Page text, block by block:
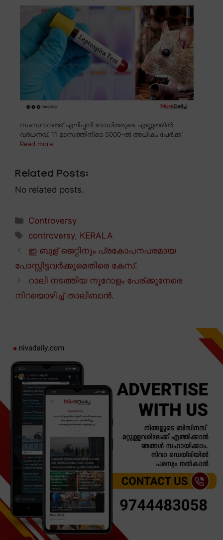
സംസ്ഥാനത്ത് എലിപ്പനി ബാധിതരുടെ എണ്ണത്തിൽ
വർധനവ്. 11 മാസത്തിനിടെ 5000-ൽ അധികം പേർക്ക്
Read more
Related Posts:
No related posts.
Categories
Controversy
Tags
controversy, KERALA
ഇ ബുള് ജെറ്റിനും പ്രകോപനപരമായ
പോസ്റ്റിട്ടവർക്കുമെതിരെ കേസ്.
റാലി നടത്തിയ നൂറോളം പേര്ക്കുനേരെ
നിറയൊഴിച്ച് താലിബാൻ.